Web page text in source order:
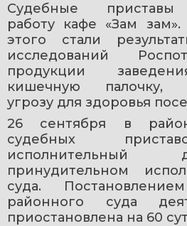
Судебные приставы
работу кафе «Зам
этого стали
исследований
продукции
кишечную палочку,
угрозу для здоровья
26 сентября в
судебных
принудительном
суда.
районного суда
приостановлена на 60